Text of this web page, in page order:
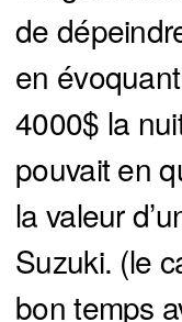
de
en
4000$ la
pouvait en
la valeur
Suzuki. (le
bon temps